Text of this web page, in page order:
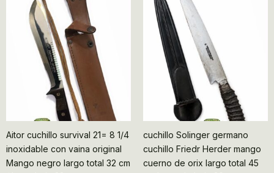
Aitor cuchillo survival 21= 8 1/4
inoxidable con vaina original
Mango negro largo total 32 cm
cuchillo Solinger germano
cuchillo Friedr Herder mango
cuerno de orix largo total 45